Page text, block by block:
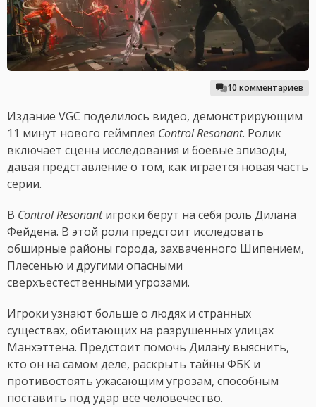
10 комментариев
Издание VGC поделилось видео, демонстрирующим
11 минут нового геймплея Control Resonant. Ролик
включает сцены исследования и боевые эпизоды,
давая представление о том, как играется новая часть
серии.
В Control Resonantигроки берут на себя роль Дилана
Фейдена. В этой роли предстоит исследовать
обширные районы города, захваченного Шипением,
Плесенью и другими опасными
сверхъестественными угрозами.
Игроки узнают больше о людях и странных
существах, обитающих на разрушенных улицах
Манхэттена. Предстоит помочь Дилану выяснить,
кто он на самом деле, раскрыть тайны ФБК и
противостоять ужасающим угрозам, способным
поставить под удар всё человечество.